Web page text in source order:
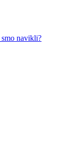
smo navikli?